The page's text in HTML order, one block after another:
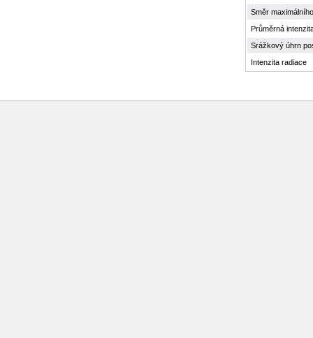
Směr
Průměrná
Srážkový úhrn
Intenzita radiace